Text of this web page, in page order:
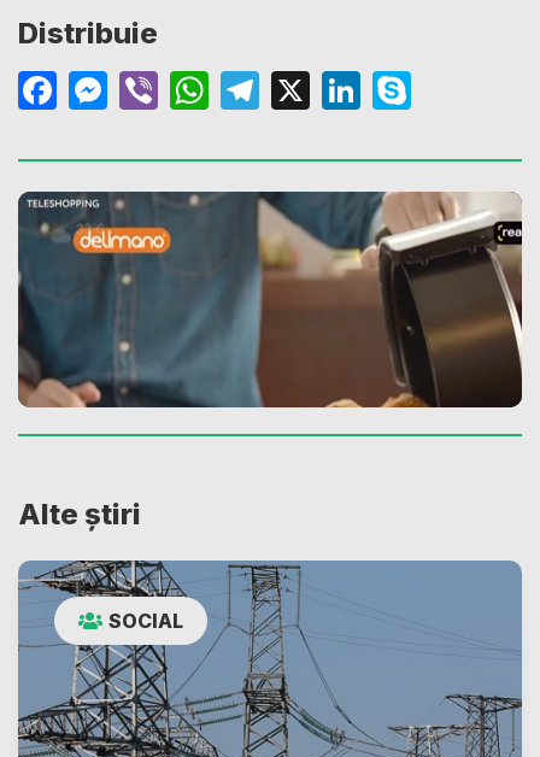
Distribuie
Facebook
Messenger
ViberWhatsApp
Telegram
X LinkedIn
Alte știri
SOCIAL